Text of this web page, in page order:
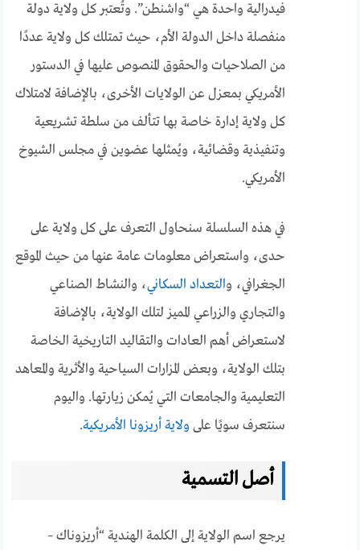
فيدرالية واحدة هي “واشنطن”. وتُعتبر كل ولاية دولة
منفصلة داخل الدولة الأم، حيث تمتلك كل ولاية عددًا
من الصلاحيات والحقوق المنصوص عليها في الدستور
الأمريكي بمعزل عن الولايات الأخرى، بالإضافة لامتلاك
كل ولاية إدارة خاصة بها تتألف من سلطة تشريعية
وتنفيذية وقضائية، ويُمثلها عضوين في مجلس الشيوخ
الأمريكي.
في هذه السلسلة سنحاول التعرف على كل ولاية على
حدى، واستعراض معلومات عامة عنها من حيث الموقع
الجغرافي، والتعداد السكاني، والنشاط الصناعي
والتجاري والزراعي المميز لتلك الولاية، بالإضافة
لاستعراض أهم العادات والتقاليد التاريخية الخاصة
بتلك الولاية، وبعض المزارات السياحية والأثرية والمعاهد
التعليمية والجامعات التي يُمكن زيارتها. واليوم
سنتعرف سويًا على ولاية أريزونا الأمريكية.
أصل التسمية
يرجع اسم الولاية إلى الكلمة الهندية “أريزوناك –